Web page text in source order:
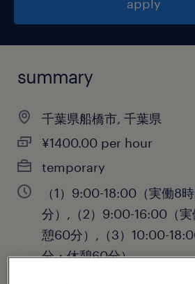
apply
summary
千葉県船橋市, 千葉県
¥1400.00 per hour
temporary
（1）9:00-18:00（実働8
分）,（2）9:00-16:00（
憩60分）,（3）10:00-
分・休憩60分）